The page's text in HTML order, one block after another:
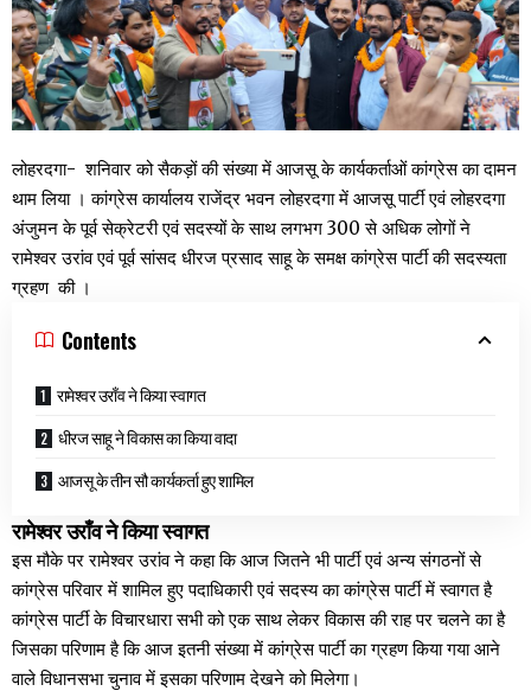
लोहरदगा- शनिवार को सैकड़ों की संख्या में आजसू के कार्यकर्ताओं कांग्रेस का दामन
थाम लिया । कांग्रेस कार्यालय राजेंद्र भवन लोहरदगा में आजसू पार्टी एवं लोहरदगा
अंजुमन के पूर्व सेक्रेटरी एवं सदस्यों के साथ लगभग 300 से अधिक लोगों ने
रामेश्वर उरांव एवं पूर्व सांसद धीरज प्रसाद साहू के समक्ष कांग्रेस पार्टी की सदस्यता
ग्रहण की ।
Contents
रामेश्वर उराँव ने किया स्वागत
धीरज साहू ने विकास का किया वादा
आजसू के तीन सौ कार्यकर्ता हुए शामिल
रामेश्वर उराँव ने किया स्वागत
इस मौके पर रामेश्वर उरांव ने कहा कि आज जितने भी पार्टी एवं अन्य संगठनों से
कांग्रेस परिवार में शामिल हुए पदाधिकारी एवं सदस्य का कांग्रेस पार्टी में स्वागत है
कांग्रेस पार्टी के विचारधारा सभी को एक साथ लेकर विकास की राह पर चलने का है
जिसका परिणाम है कि आज इतनी संख्या में कांग्रेस पार्टी का ग्रहण किया गया आने
वाले विधानसभा चुनाव में इसका परिणाम देखने को मिलेगा।